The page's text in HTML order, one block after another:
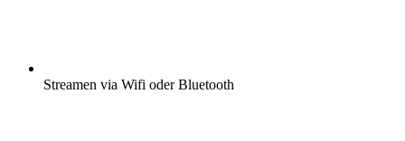
Streamen via Wifi oder Bluetooth